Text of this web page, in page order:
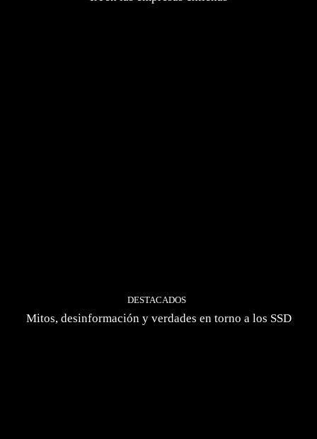
DESTACADOS
Mitos, desinformación y verdades en torno a los SSD